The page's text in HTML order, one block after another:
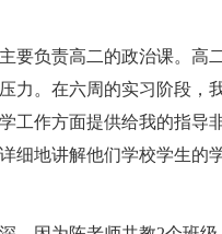
要负责高二的政治课。高
力。在六周的实习阶段
工作方面提供给我的指导
细地讲解他们学校学生的